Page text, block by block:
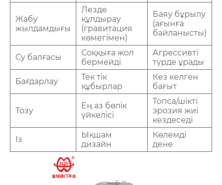
Жабу
жылдамдығы
Лезде
құлдырау
(гравитация
көмегімен)
Баяу бұрылу
(ағынға
байланысты)
Су балғасы
Соққыға жол
бермейді
Агрессивті
түрде ұрады
Бағдарлау
Тек тік
құбырлар
Кез келген
бағыт
Тозу
Ең аз бөлік
үйкелісі
Топса/шікті
эрозия жиі
кездеседі
Із
Ықшам
дизайн
Көлемді
дене